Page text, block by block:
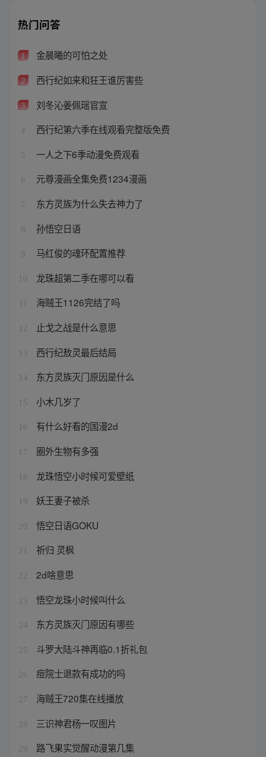
热门问答
1 金晨曦的可怕之处
2 西行纪如来和狂王谁厉害些
3 刘冬沁姜佩瑶官宣
4 西行纪第六季在线观看完整版免费
5 一人之下6季动漫免费观看
6 元尊漫画全集免费1234漫画
7 东方灵族为什么失去神力了
8 孙悟空日语
9 马红俊的魂环配置推荐
10 龙珠超第二季在哪可以看
海贼王1126完结了吗
12 止戈之战是什么意思
13 西行纪敖灵最后结局
14 东方灵族灭门原因是什么
15 小木几岁了
16 有什么好看的国漫2d
17 圈外生物有多强
18 龙珠悟空小时候可爱壁纸
19 妖王妻子被杀
20 悟空日语GOKU
21 祈归 灵枫
22 2d啥意思
23 悟空龙珠小时候叫什么
24 东方灵族灭门原因有哪些
25 斗罗大陆斗神再临0.1折礼包
26 痘院士退款有成功的吗
27 海贼王720集在线播放
28 三识神君杨一叹图片
29 路飞果实觉醒动漫第几集